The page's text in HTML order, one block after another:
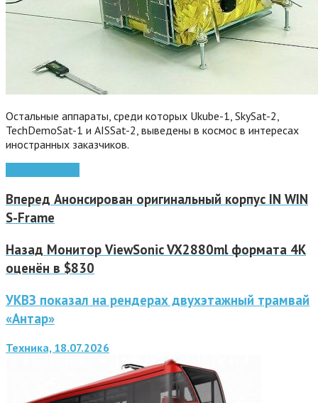
Остальные аппараты, среди которых Ukube-1, SkySat-2,
TechDemoSat-1 и AISSat-2, выведены в космос в интересах
иностранных заказчиков.
Вперед Анонсирован оригинальный корпус IN WIN
S-Frame
Назад Монитор ViewSonic VX2880ml формата 4K
оценён в $830
УКВЗ показал на рендерах двухэтажный трамвай
«Антар»
Техника, 18.07.2026